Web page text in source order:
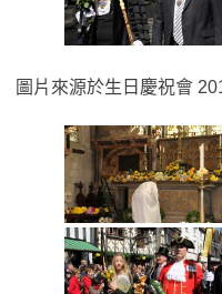
圖片來源於生日慶祝會